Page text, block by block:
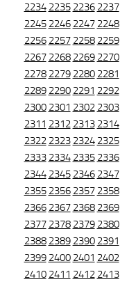
2234 2235 2236 2237
2245 2246 2247 2248
2256 2257 2258 2259
2267 2268 2269 2270
2278 2279 2280 2281
2289 2290 2291 2292
2300 2301 2302 2303
2311 2312 2313 2314
2322 2323 2324 2325
2333 2334 2335 2336
2344 2345 2346 2347
2355 2356 2357 2358
2366 2367 2368 2369
2377 2378 2379 2380
2388 2389 2390 2391
2399 2400 2401 2402
2410 2411 2412 2413